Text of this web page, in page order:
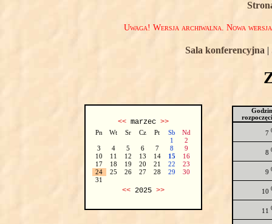
Uwaga! Wersja archiwalna. Nowa
Sala konferencyjna |
<<marzec >>
Pn Wt Sr Cz Pt Sb
Nd
1
2
3
4 5 6 7 8
9
10
11 12 13 14 15
16
17
18 19 20 21 22
23
24
25 26 27 28 29
30
31
<<2025 >>
7
8
9
10
11